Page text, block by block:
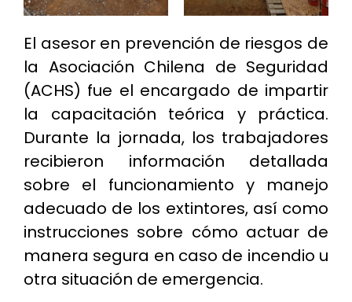
El asesor en prevención de riesgos de
la Asociación Chilena de Seguridad
(ACHS) fue el encargado de impartir
la capacitación teórica y práctica.
Durante la jornada, los trabajadores
recibieron información detallada
sobre el funcionamiento y manejo
adecuado de los extintores, así como
instrucciones sobre cómo actuar de
manera segura en caso de incendio u
otra situación de emergencia.